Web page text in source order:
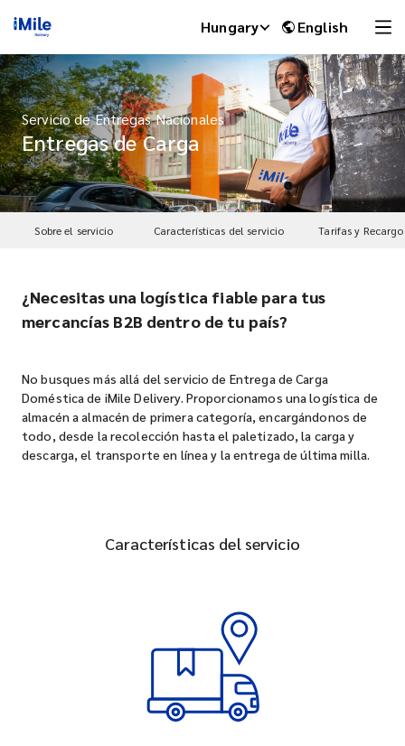
Hungary English
Servicio de Entregas Nacionales
Entregas de Carga
Sobre el servicio Características del servicio Tarifas y
¿Necesitas una logística fiable para tus
mercancías B2B dentro de tu país?
No busques más allá del servicio de Entrega de Carga
Doméstica de iMile Delivery. Proporcionamos una logística de
almacén a almacén de primera categoría, encargándonos de
todo, desde la recolección hasta el paletizado, la carga y
descarga, el transporte en línea y la entrega de última milla.
Características del servicio
iMile Chat